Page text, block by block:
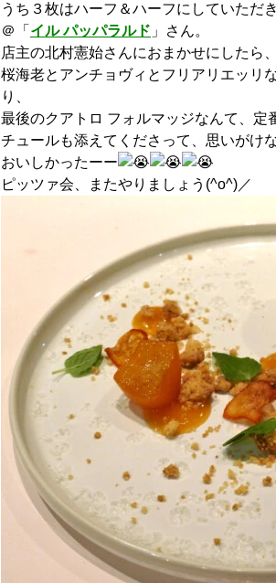
うち３枚はハーフ＆ハーフにしていただ
＠「 イル パッパラルド 」さん。
店主の北村憲始さんにおまかせにしたら
桜海老とアンチョヴィとフリアリエッリ
り、
最後のクアトロ フォルマッジなんて、定
チュールも添えてくださって、思いがけ
おいしかったーー
ピッツァ会、またやりましょう(^o^)／